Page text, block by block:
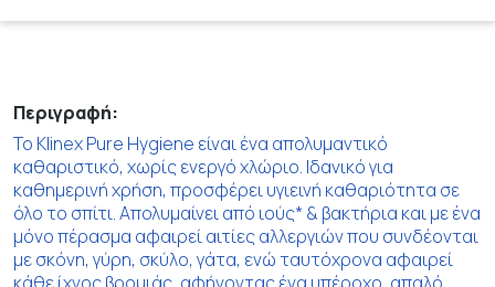
Περιγραφή:
Το Klinex Pure Hygiene είναι ένα απολυμαντικό
καθαριστικό, χωρίς ενεργό χλώριο. Iδανικό για
καθημερινή χρήση, προσφέρει υγιεινή καθαριότητα σε
όλο το σπίτι. Απολυμαίνει από ιούς* & βακτήρια και με ένα
μόνο πέρασμα αφαιρεί αιτίες αλλεργιών που συνδέονται
με σκόνη, γύρη, σκύλο, γάτα, ενώ ταυτόχρονα αφαιρεί
κάθε ίχνος βρομιάς, αφήνοντας ένα υπέροχο, απαλό